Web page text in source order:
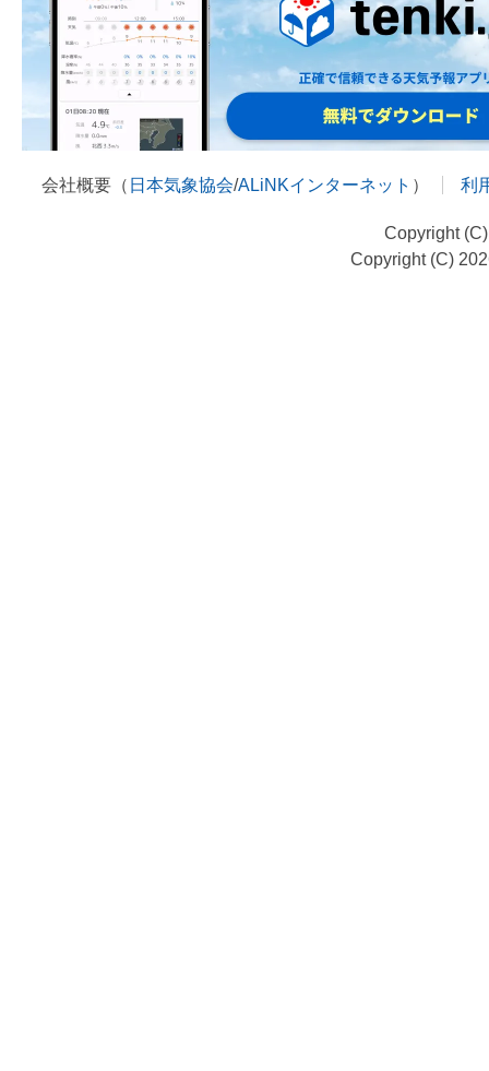
会社概要（ 日本気象協会/ALiNKインターネット ） 利
Copyright
Copyright (C)